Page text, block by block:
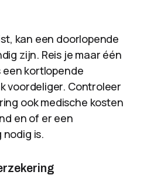
kan een doorlopende
zijn. Reis je maar één
een kortlopende
voordeliger. Controleer
ook medische kosten
en of er een
is.